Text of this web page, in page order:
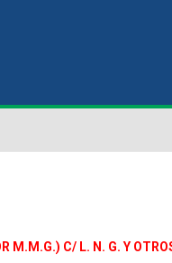
C/ L. N. G. Y